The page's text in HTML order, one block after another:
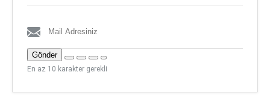
Gönder
En az 10 karakter gerekli